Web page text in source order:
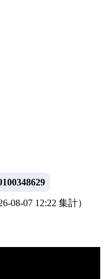
08-07 12:22 集計）